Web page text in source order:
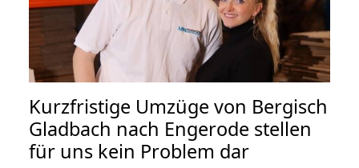
Kurzfristige Umzüge von Bergisch
Gladbach nach Engerode stellen
für uns kein Problem dar